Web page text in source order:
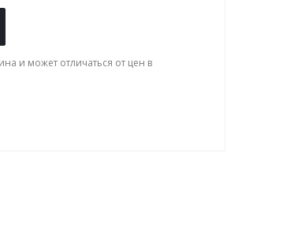
и может отличаться от цен в